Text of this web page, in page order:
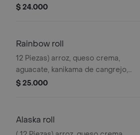
de ajonjolí y masago.
$ 24.000
Rainbow roll
12 Piezas) arroz, queso crema,
aguacate, kanikama de cangrejo,
pepino, topping de aguacate, salmón,
$ 25.000
Alaska roll